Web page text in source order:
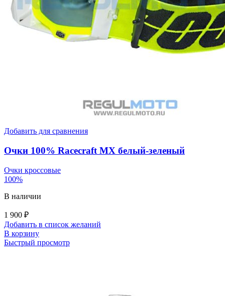
Добавить для сравнения
Очки 100% Racecraft MX белый-зеленый
Очки кроссовые
100%
В наличии
1 900 ₽
Добавить в список желаний
В корзину
Быстрый просмотр